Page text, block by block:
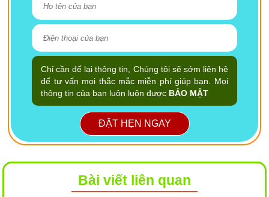
Chỉ cần để lại thông tin, Chúng tôi sẽ sớm liên hệ
để tư vấn mọi thắc mắc miễn phí giúp bạn. Mọi
thông tin của bạn luôn luôn được BẢO MẬT
ĐẶT HẸN NGAY
Bài viết liên quan